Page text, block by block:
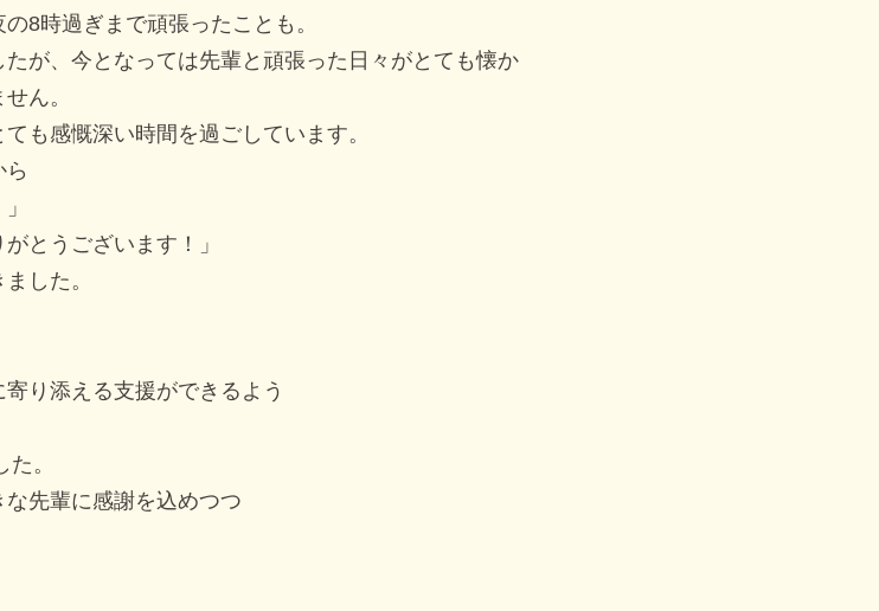
8時過ぎまで頑張ったことも。
が、今となっては先輩と頑張った日々がとても懐か
ん。
も感慨深い時間を過ごしています。
とうございます！」
した。
り添える支援ができるよう
。
先輩に感謝を込めつつ